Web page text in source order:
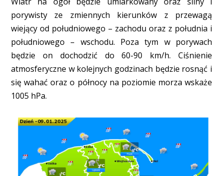
porywisty ze zmiennych kierunków z przewagą
wiejący od południowego – zachodu oraz z południa i
południowego – wschodu. Poza tym w porywach
będzie on dochodzić do 60-90 km/h. Ciśnienie
atmosferyczne w kolejnych godzinach będzie rosnąć i
się wahać oraz o północy na poziomie morza wskaże
1005 hPa.